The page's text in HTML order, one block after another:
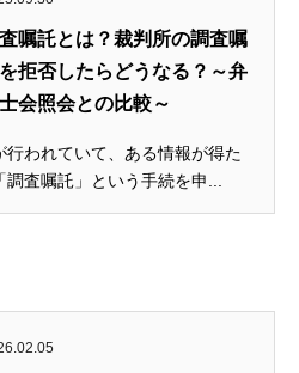
嘱託とは？裁判所の調査嘱
拒否したらどうなる？～弁
会照会との比較～
行われていて、ある情報が得た
査嘱託」という手続を申...